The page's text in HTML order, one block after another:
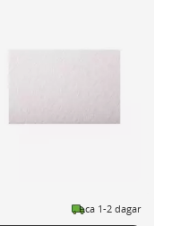
ca 1-2 dagar